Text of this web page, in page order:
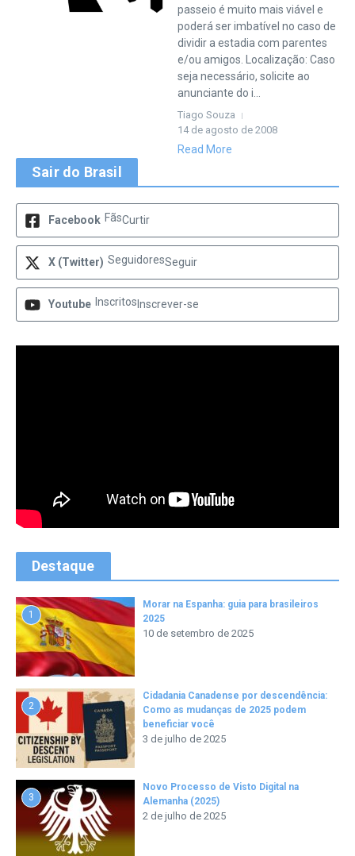
passeio é muito mais viável e
poderá ser imbatível no caso de
dividir a estadia com parentes
e/ou amigos. Localização: Caso
seja necessário, solicite ao
anunciante do i...
Tiago Souza
14 de agosto de 2008
Read More
Sair do Brasil
Facebook FãsCurtir
X (Twitter) SeguidoresSeguir
Youtube Inscritos Inscrever-se
Destaque
1
Morar na Espanha: guia para brasileiros
2025
10 de setembro de 2025
2
Cidadania Canadense por descendência:
Como as mudanças de 2025 podem
beneficiar você
3 de julho de 2025
3
Novo Processo de Visto Digital na
Alemanha (2025)
2 de julho de 2025